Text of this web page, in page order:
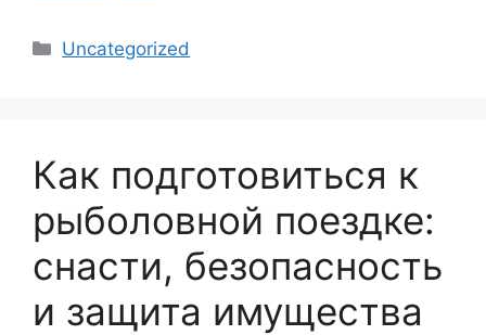
Рубрики
Uncategorized
Как подготовиться к
рыболовной поездке:
снасти, безопасность
и защита имущества